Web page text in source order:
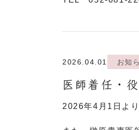
2026.04.01 お知
医師着任・
2026年4月1日よ